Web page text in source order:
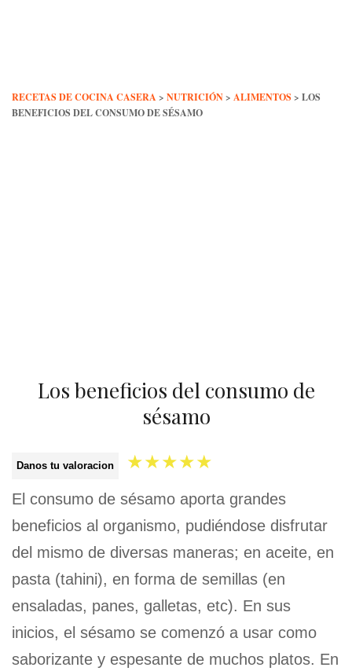
RECETAS DE COCINA CASERA > NUTRICIÓN> ALIMENTOS > LOS
BENEFICIOS DEL CONSUMO DE SÉSAMO
Los beneficios del consumo de
sésamo
Danos tu valoracion ★★★★★
El consumo de sésamo aporta grandes
beneficios al organismo, pudiéndose disfrutar
del mismo de diversas maneras; en aceite, en
pasta (tahini), en forma de semillas (en
ensaladas, panes, galletas, etc). En sus
inicios, el sésamo se comenzó a usar como
saborizante y espesante de muchos platos. En